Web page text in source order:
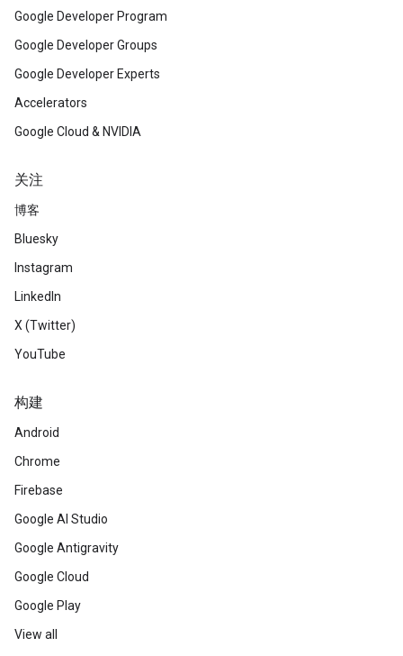
Google Developer Program
Google Developer Groups
Google Developer Experts
Accelerators
Google Cloud & NVIDIA
关注
博客
Bluesky
Instagram
LinkedIn
X (Twitter)
YouTube
构建
Android
Chrome
Firebase
Google AI Studio
Google Antigravity
Google Cloud
Google Play
View all